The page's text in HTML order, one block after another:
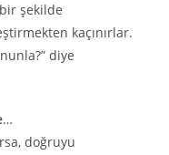
şekilde
kaçınırlar.
diye
…
doğruyu